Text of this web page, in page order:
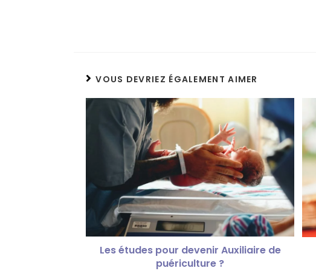
VOUS DEVRIEZ ÉGALEMENT AIMER
Les études pour devenir Auxiliaire de
puériculture ?